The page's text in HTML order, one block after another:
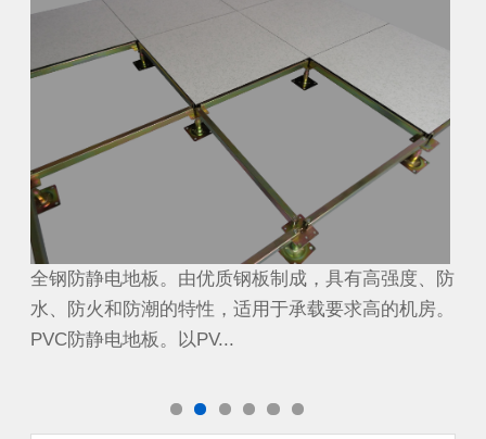
全钢防静电地板。由优质钢板制成，具有高强度、防
水、防火和防潮的特性，适用于承载要求高的机房。
PVC防静电地板。以PV...